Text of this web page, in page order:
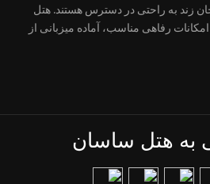
زند به راحتی در دسترس هستند. هتل
رفاهی مناسب، آماده میزبانی از
به هتل ساسان